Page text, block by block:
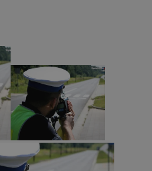
umożliwiają korzystanie z
strony internetowej, takich jak
i zarządzanie kontem. Bez
cookie nie można prawidłowo
Provider
Domena
zabrze.com.pl